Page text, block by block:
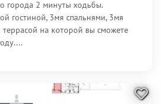
города 2 минуты ходьбы.
гостиной, 3мя спальнями, 3мя
на которой вы сможете